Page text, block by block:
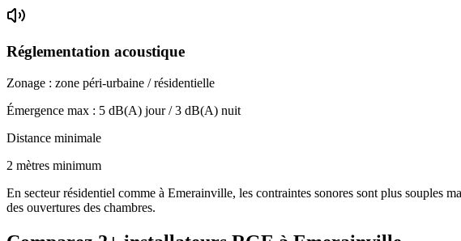
Réglementation acoustique
Zonage : zone péri-urbaine / résidentielle
Émergence max : 5 dB(A) jour /3 dB(A) nuit
Distance minimale
2 mètres minimum
En secteur résidentiel comme à Emerainville, les contraintes sonores sont plus souples
des ouvertures des chambres.